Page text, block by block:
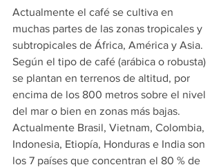
Actualmente el café se cultiva en
muchas partes de las zonas tropicales y
subtropicales de África, América y Asia.
Según el tipo de café (arábica o robusta)
se plantan en terrenos de altitud, por
encima de los 800 metros sobre el nivel
del mar o bien en zonas más bajas.
Actualmente Brasil, Vietnam, Colombia,
Indonesia, Etiopía, Honduras e India son
los 7 países que concentran el 80 % de